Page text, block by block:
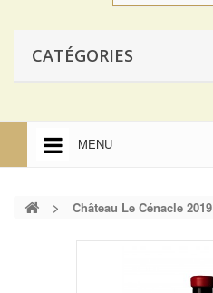
CATÉGORIES
MENU
ACCUEIL
> Château Le Cénacle 2019